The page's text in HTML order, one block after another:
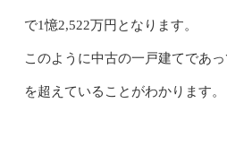
で1憶2,522万円となります。
このように中古の一戸建てであ
を超えていることがわかります。